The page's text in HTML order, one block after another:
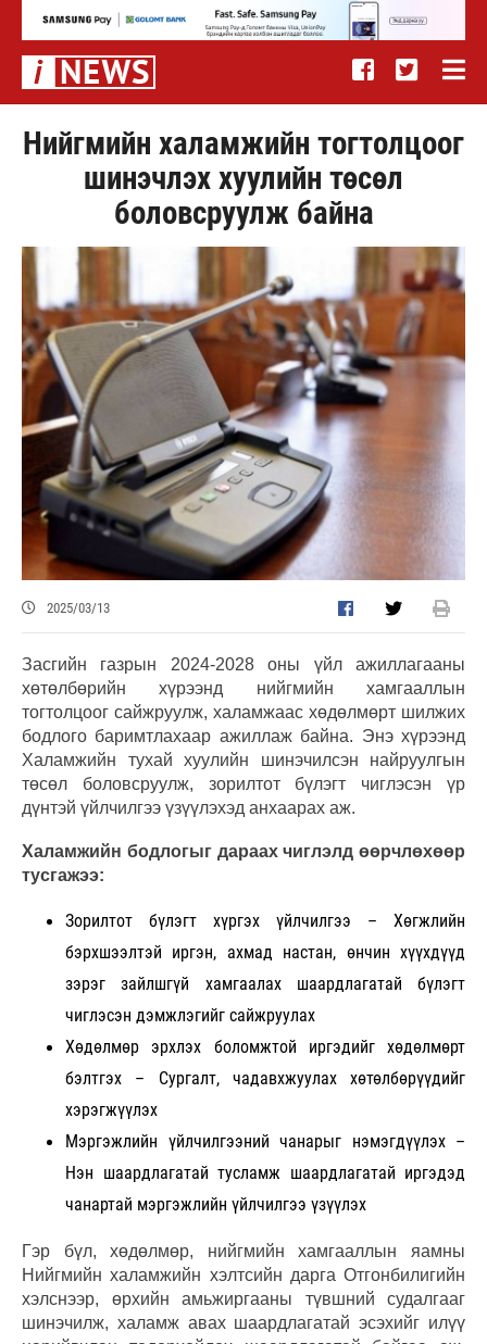
Нийгмийн халамжийн тогтолцоог
шинэчлэх хуулийн төсөл
боловсруулж байна
2025/03/13
Засгийн газрын 2024-2028 оны үйл ажиллагааны
хөтөлбөрийн хүрээнд нийгмийн хамгааллын
тогтолцоог сайжруулж, халамжаас хөдөлмөрт шилжих
бодлого баримтлахаар ажиллаж байна. Энэ хүрээнд
Халамжийн тухай хуулийн шинэчилсэн найруулгын
төсөл боловсруулж, зорилтот бүлэгт чиглэсэн үр
дүнтэй үйлчилгээ үзүүлэхэд анхаарах аж.
Халамжийн бодлогыг дараах чиглэлд өөрчлөхөөр
тусгажээ:
Зорилтот бүлэгт хүргэх үйлчилгээ – Хөгжлийн
бэрхшээлтэй иргэн, ахмад настан, өнчин хүүхдүүд
зэрэг зайлшгүй хамгаалах шаардлагатай бүлэгт
чиглэсэн дэмжлэгийг сайжруулах
Хөдөлмөр эрхлэх боломжтой иргэдийг хөдөлмөрт
бэлтгэх – Сургалт, чадавхжуулах хөтөлбөрүүдийг
хэрэгжүүлэх
Мэргэжлийн үйлчилгээний чанарыг нэмэгдүүлэх –
Нэн шаардлагатай тусламж шаардлагатай иргэдэд
чанартай мэргэжлийн үйлчилгээ үзүүлэх
Гэр бүл, хөдөлмөр, нийгмийн хамгааллын яамны
Нийгмийн халамжийн хэлтсийн дарга Отгонбилигийн
хэлснээр, өрхийн амьжиргааны түвшний судалгааг
шинэчилж, халамж авах шаардлагатай эсэхийг илүү